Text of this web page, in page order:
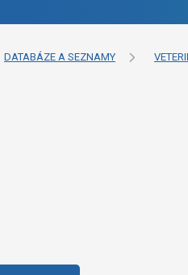
DATABÁZE A SEZNAMY